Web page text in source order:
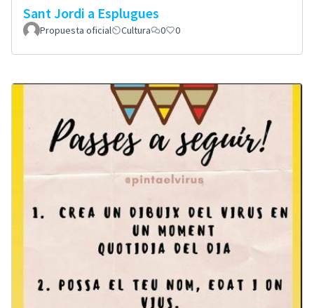
Sant Jordi a Esplugues
Propuesta oficial Cultura 0 0